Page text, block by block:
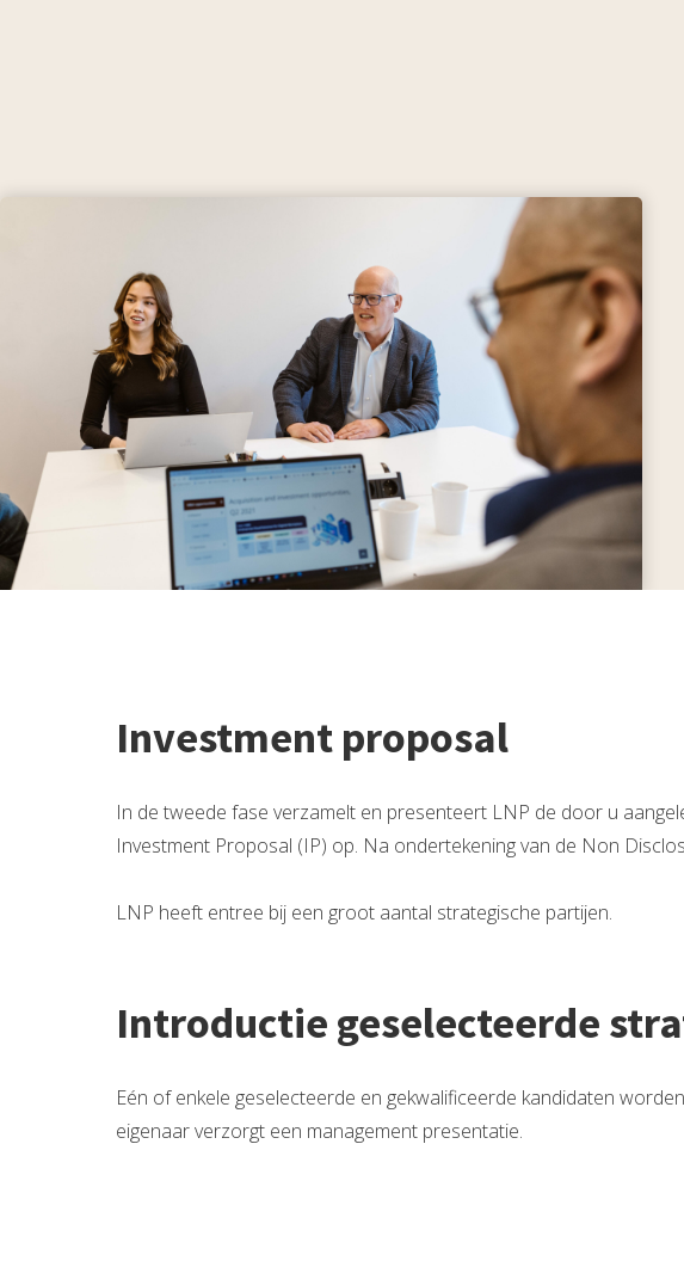
Investment proposal
In de tweede fase verzamelt en presenteert LNP de door u
Investment Proposal (IP) op. Na ondertekening van de Non
LNP heeft entree bij een groot aantal strategische partijen.
Introductie geselecteerde
Eén of enkele geselecteerde en gekwalificeerde kandidaten
eigenaar verzorgt een management presentatie.